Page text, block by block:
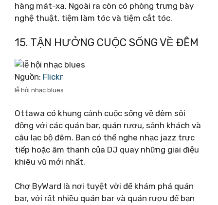
hàng mát-xa. Ngoài ra còn có phòng trưng bày
nghệ thuật, tiệm làm tóc và tiệm cắt tóc.
15. TẬN HƯỞNG CUỘC SỐNG VỀ ĐÊM
Nguồn: Flickr
lễ hội nhạc blues
Ottawa có khung cảnh cuộc sống về đêm sôi
động với các quán bar, quán rượu, sảnh khách và
câu lạc bộ đêm. Bạn có thể nghe nhạc jazz trực
tiếp hoặc âm thanh của DJ quay những giai điệu
khiêu vũ mới nhất.
Chợ ByWard là nơi tuyệt vời để khám phá quán
bar, với rất nhiều quán bar và quán rượu để bạn